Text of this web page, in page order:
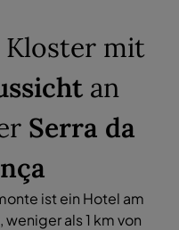
Kloster mit
an
Serra da
ist ein Hotel am
als 1 km von